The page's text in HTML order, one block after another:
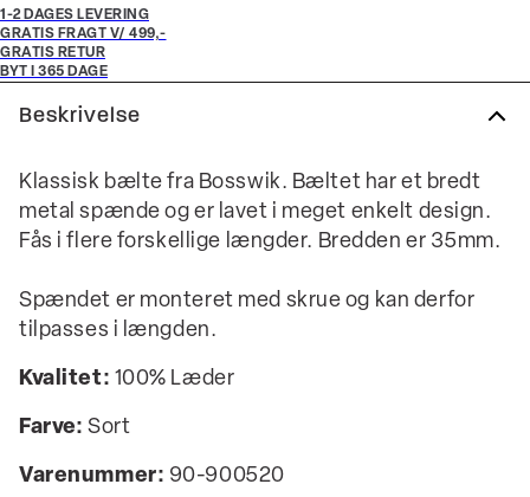
1-2 DAGES LEVERING
GRATIS FRAGT V/ 499,-
GRATIS RETUR
BYT I 365 DAGE
Beskrivelse
Klassisk bælte fra Bosswik. Bæltet har et bredt
metal spænde og er lavet i meget enkelt design.
Fås i flere forskellige længder. Bredden er 35mm.
Spændet er monteret med skrue og kan derfor
tilpasses i længden.
Kvalitet: 100% Læder
Farve: Sort
Varenummer: 90-900520